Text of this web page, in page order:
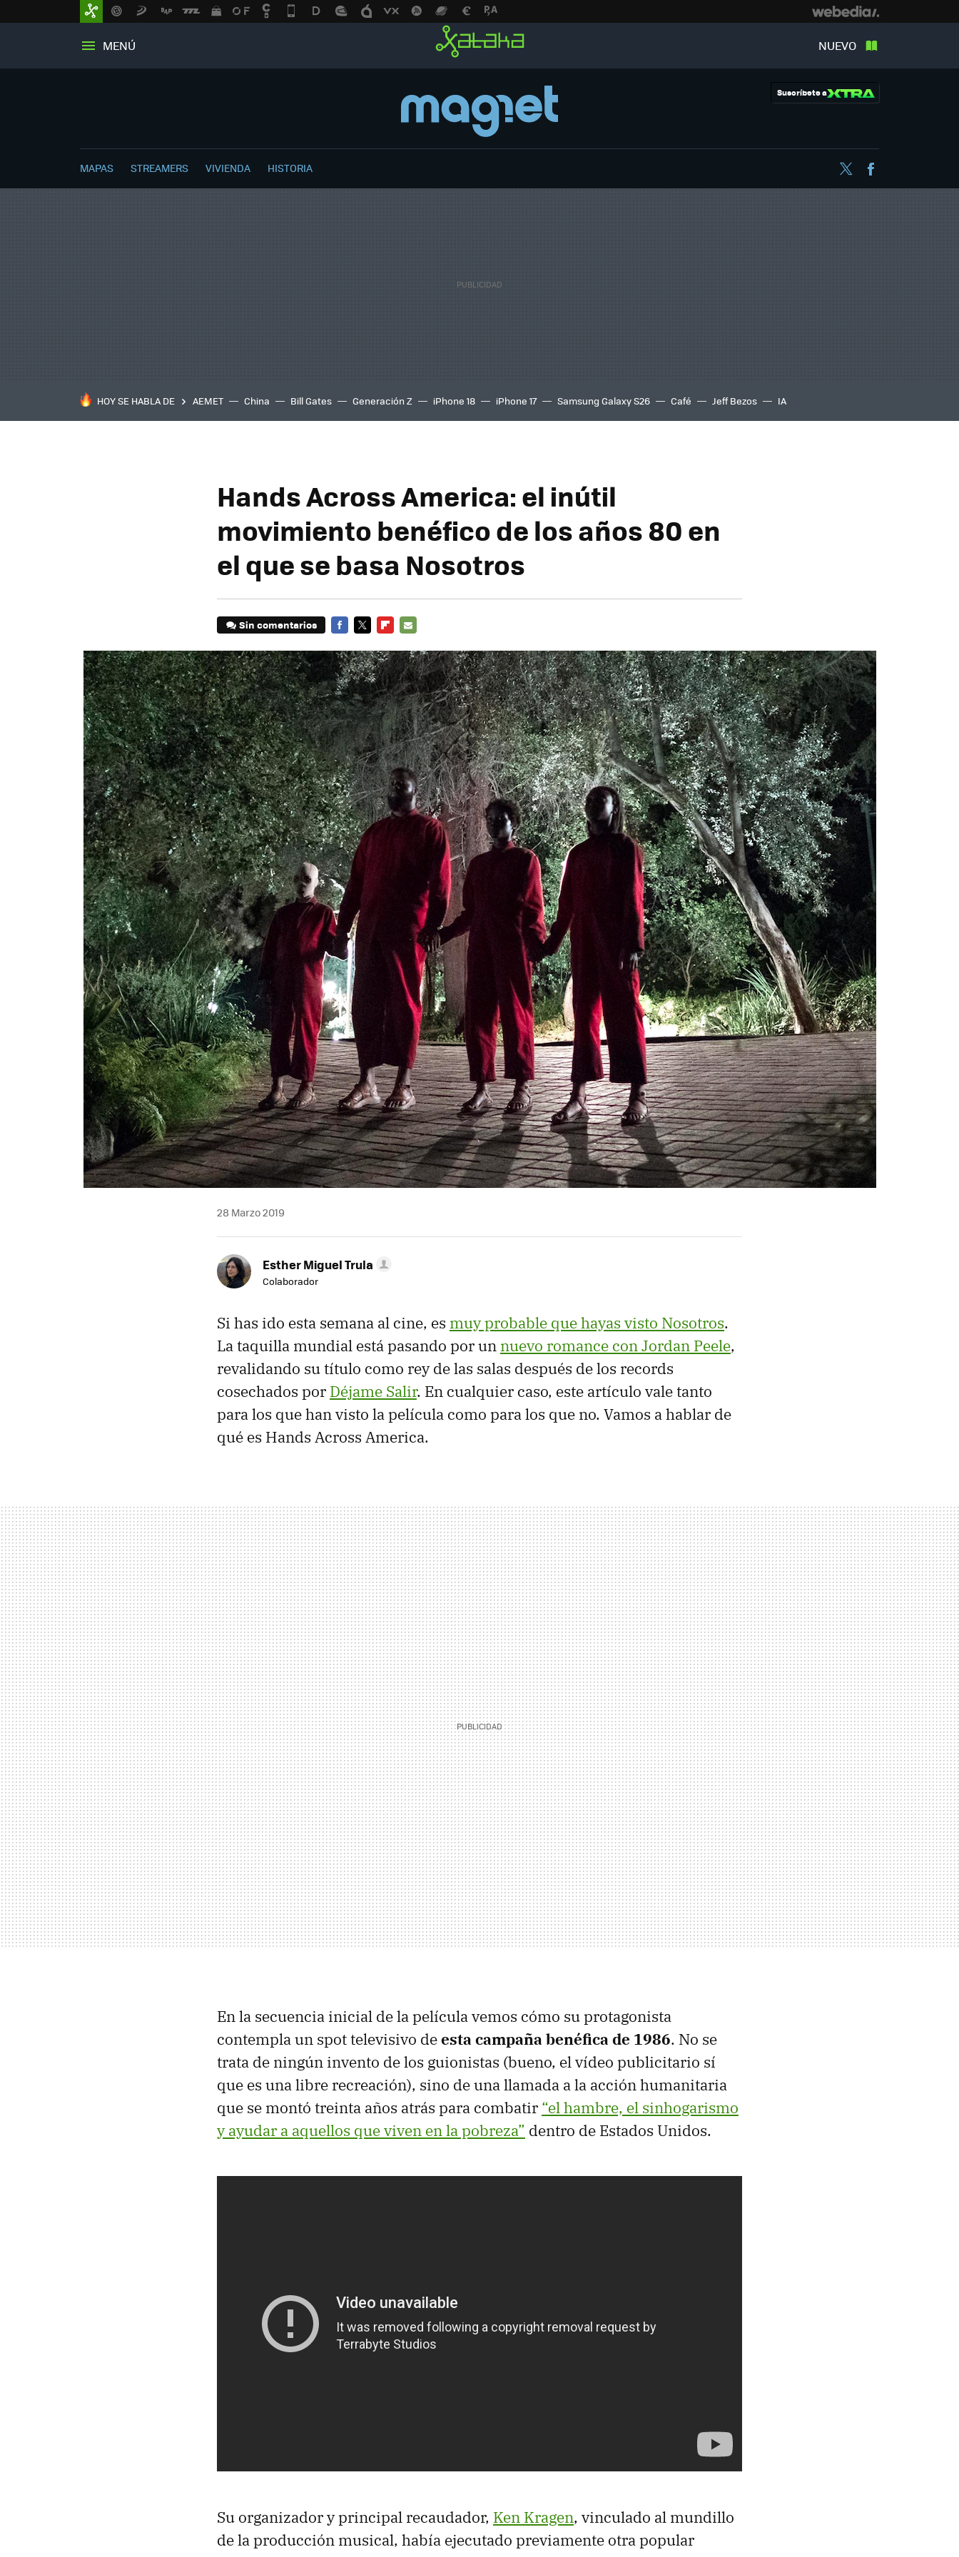
MENÚ NUEVO
Suscríbete a
MAPAS STREAMERS VIVIENDA HISTORIA Twitter
HOY SE HABLA DE AEMET China Bill Gates Generación Z iPhone 18 iPhone 17 Samsung Galaxy S26 Café Jeff Bezos IA
Hands Across America: el inútil
movimiento benéfico de los años 80 en
el que se basa Nosotros
Sin comentarios
MAIL
28 Marzo 2019
Esther Miguel Trula
Colaborador
Si has ido esta semana al cine, es muy probable que hayas visto Nosotros.
La taquilla mundial está pasando por un nuevo romance con Jordan Peele,
revalidando su título como rey de las salas después de los records
cosechados por Déjame Salir. En cualquier caso, este artículo vale tanto
para los que han visto la película como para los que no. Vamos a hablar de
qué es Hands Across America.
En la secuencia inicial de la película vemos cómo su protagonista
contempla un spot televisivo deesta campaña benéfica de 1986. No se
trata de ningún invento de los guionistas (bueno, el vídeo publicitario sí
que es una libre recreación), sino de una llamada a la acción humanitaria
que se montó treinta años atrás para combatir “el hambre, el sinhogarismo
y ayudar a aquellos que viven en la pobreza” dentro de Estados Unidos.
Su organizador y principal recaudador, Ken Kragen, vinculado al mundillo
de la producción musical, había ejecutado previamente otra popular